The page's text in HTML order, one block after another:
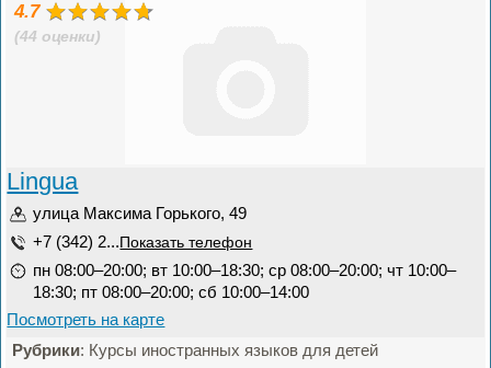
4.7
(44 оценки)
Lingua
улица Максима Горького, 49
+7 (342) 2... Показать телефон
пн 08:00–20:00; вт 10:00–18:30; ср 08:00–20:00; чт 10:00–
18:30; пт 08:00–20:00; сб 10:00–14:00
Посмотреть на карте
Рубрики: Курсы иностранных языков для детей